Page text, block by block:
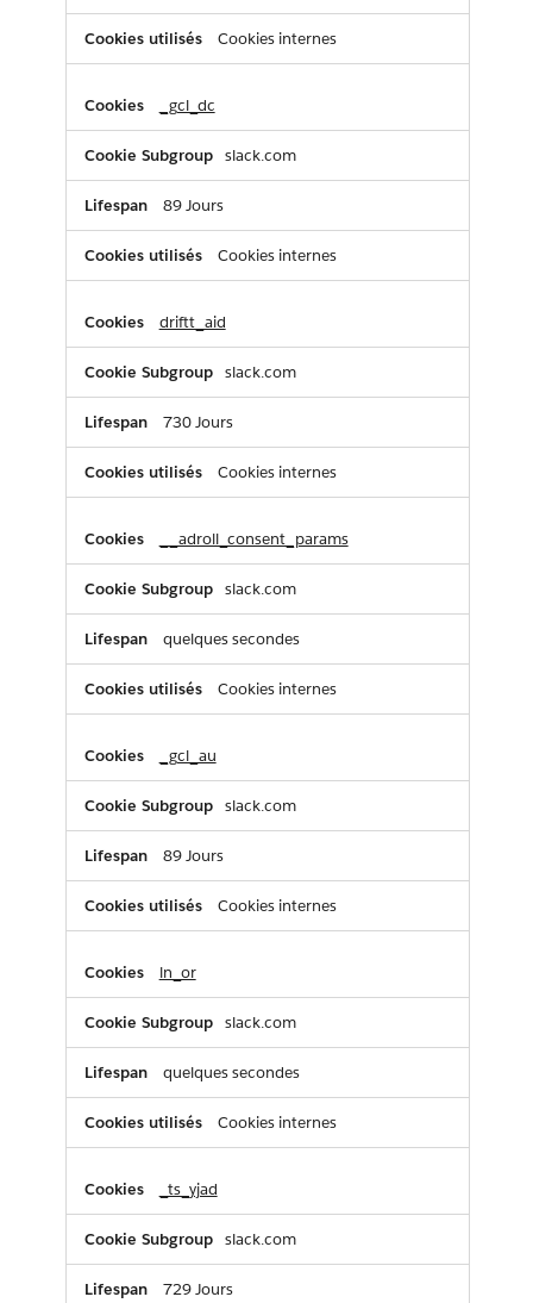
Cookies internes
_gcl_dc
slack.com
89 Jours
Cookies internes
driftt_aid
slack.com
730 Jours
Cookies internes
__adroll_consent_params
slack.com
quelques secondes
Cookies internes
_gcl_au
slack.com
89 Jours
Cookies internes
ln_or
slack.com
quelques secondes
Cookies internes
_ts_yjad
slack.com
729 Jours